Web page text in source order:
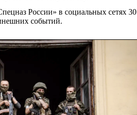
России» в социальных сетях 30
событий.